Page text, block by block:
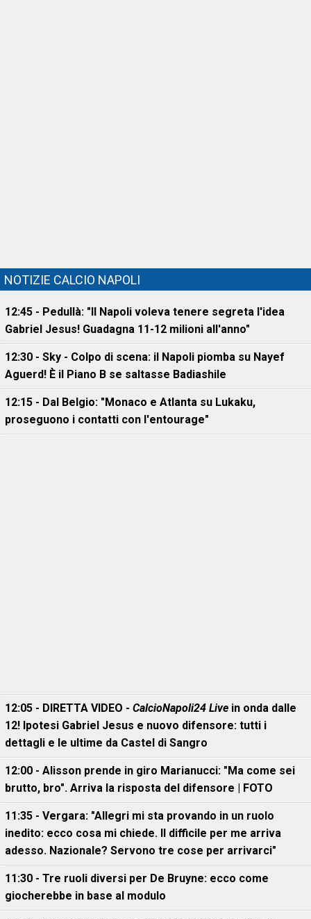
NOTIZIE CALCIO NAPOLI
12:45 - Pedullà: "Il Napoli voleva tenere segreta l'idea
Gabriel Jesus! Guadagna 11-12 milioni all'anno"
12:30 - Sky - Colpo di scena: il Napoli piomba su Nayef
Aguerd! È il Piano B se saltasse Badiashile
12:15 - Dal Belgio: "Monaco e Atlanta su Lukaku,
proseguono i contatti con l'entourage"
12:05 - DIRETTA VIDEO - CalcioNapoli24 Live in onda dalle
12! Ipotesi Gabriel Jesus e nuovo difensore: tutti i
dettagli e le ultime da Castel di Sangro
12:00 - Alisson prende in giro Marianucci: "Ma come sei
brutto, bro". Arriva la risposta del difensore | FOTO
11:35 - Vergara: "Allegri mi sta provando in un ruolo
inedito: ecco cosa mi chiede. Il difficile per me arriva
adesso. Nazionale? Servono tre cose per arrivarci"
11:30 - Tre ruoli diversi per De Bruyne: ecco come
giocherebbe in base al modulo